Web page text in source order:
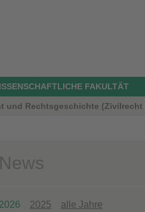
FAKULTÄT
und Rechtsgeschichte (Zivilrecht
News
2026 2025 alle Jahre